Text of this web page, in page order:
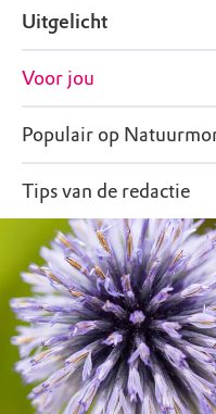
Uitgelicht
Voor jou
Populair op
Tips van de redactie